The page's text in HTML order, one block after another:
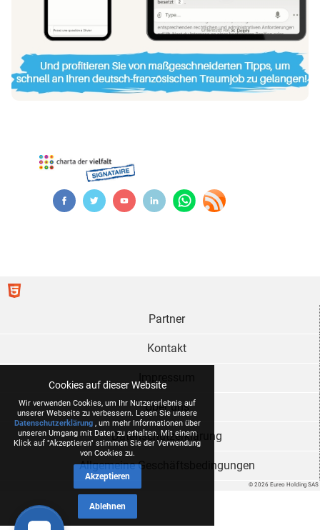
Cookies auf dieser Website
Wir verwenden Cookies, um Ihr Nutzererlebnis auf
unserer Webseite zu verbessern. Lesen Sie unsere
Datenschutzerklärung, um mehr Informationen über
unseren Umgang mit Daten zu erhalten. Mit einem
Klick auf "Akzeptieren" stimmen Sie der Verwendung
von Cookies zu.
Akzeptieren
Ablehnen
© 2026 Eureo Holding SAS
Partner
Kontakt
Impressum
Über uns
Datenschutzerklärung
Allgemeine Geschäftsbedingungen